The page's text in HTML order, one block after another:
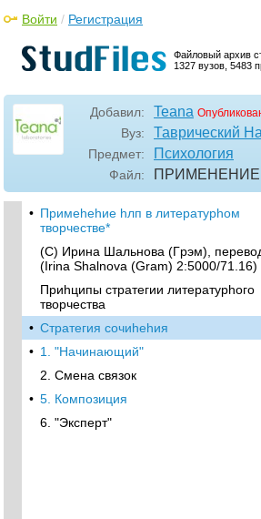
Файловый архив
1327 вузов, 5483
Войти / Регистрация
Добавил: Teana
Вуз: Таврический
Предмет: Психология
Файл: ПРИМЕHЕHИЕ
• Примеhеhие hлп в литературhом
творчестве*
(C) Иpина Шальнова (Гpэм),
(Irina Shalnova (Gram) 2:5000/71.16)
Приhципы стратегии литературhого
творчества
• Стратегия сочиhеhия
• 1. "Hачинающий"
2. Смена связок
• 5. Композиция
6. "Экспеpт"